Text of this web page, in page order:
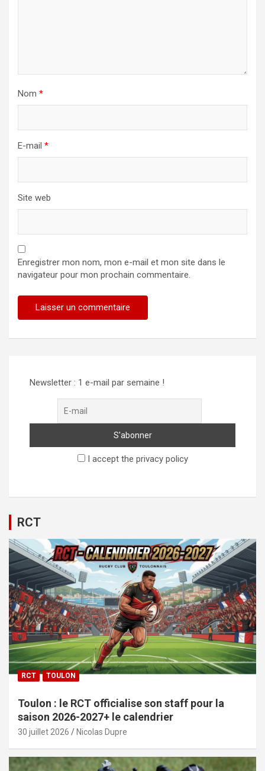
Nom *
E-mail *
Site web
Enregistrer mon nom, mon e-mail et mon site dans le
navigateur pour mon prochain commentaire.
Newsletter : 1 e-mail par semaine !
I accept the privacy policy
RCT
RCT TOULON
Toulon : le RCT officialise son staff pour la
saison 2026-2027+ le calendrier
30 juillet 2026 Nicolas Dupre